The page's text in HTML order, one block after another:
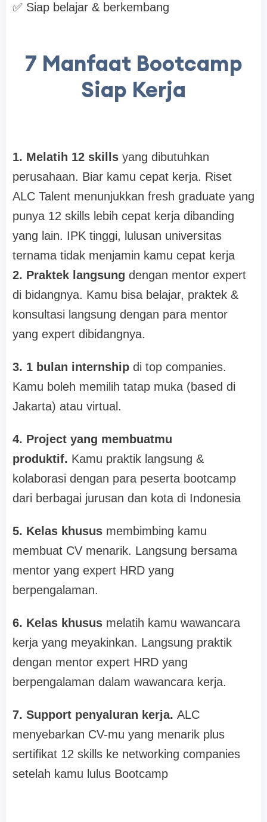
✅ Siap belajar & berkembang
7 Manfaat Bootcamp
Siap Kerja
1. Melatih 12 skills yang dibutuhkan
perusahaan. Biar kamu cepat kerja. Riset
ALC Talent menunjukkan fresh graduate yang
punya 12 skills lebih cepat kerja dibanding
yang lain. IPK tinggi, lulusan universitas
ternama tidak menjamin kamu cepat kerja
2. Praktek langsung dengan mentor expert
di bidangnya. Kamu bisa belajar, praktek &
konsultasi langsung dengan para mentor
yang expert dibidangnya.
3. 1 bulan internship di top companies.
Kamu boleh memilih tatap muka (based di
Jakarta) atau virtual.
4. Project yang membuatmu
produktif. Kamu praktik langsung &
kolaborasi dengan para peserta bootcamp
dari berbagai jurusan dan kota di Indonesia
5. Kelas khusus membimbing kamu
membuat CV menarik. Langsung bersama
mentor yang expert HRD yang
berpengalaman.
6. Kelas khusus melatih kamu wawancara
kerja yang meyakinkan. Langsung praktik
dengan mentor expert HRD yang
berpengalaman dalam wawancara kerja.
7. Support penyaluran kerja. ALC
menyebarkan CV-mu yang menarik plus
sertifikat 12 skills ke networking companies
setelah kamu lulus Bootcamp